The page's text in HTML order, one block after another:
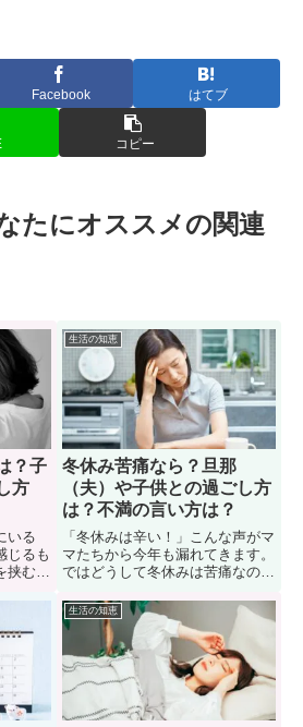
Facebook はてブ
コピー
たにオススメの関連
？子
方
いる
じるも
むの
休みに
精神
て、
んな
で
いて
生活の知恵
冬休み苦痛なら？旦那
（夫）や子供との過ごし方
は？不満の言い方は？
「冬休みは辛い！」こんな声がマ
マたちから今年も漏れてきます。
ではどうして冬休みは苦痛なの
入った旦那（夫）が家に居るの
に、家事も育児も不参加で、苦し
んで悩んでいる母親も多い。で
は、冬休みに入った子供や旦那と
生活するのが苦痛ならどうしたら
良いのか？対処法や乗り越え方を
紹介。
生活の知恵